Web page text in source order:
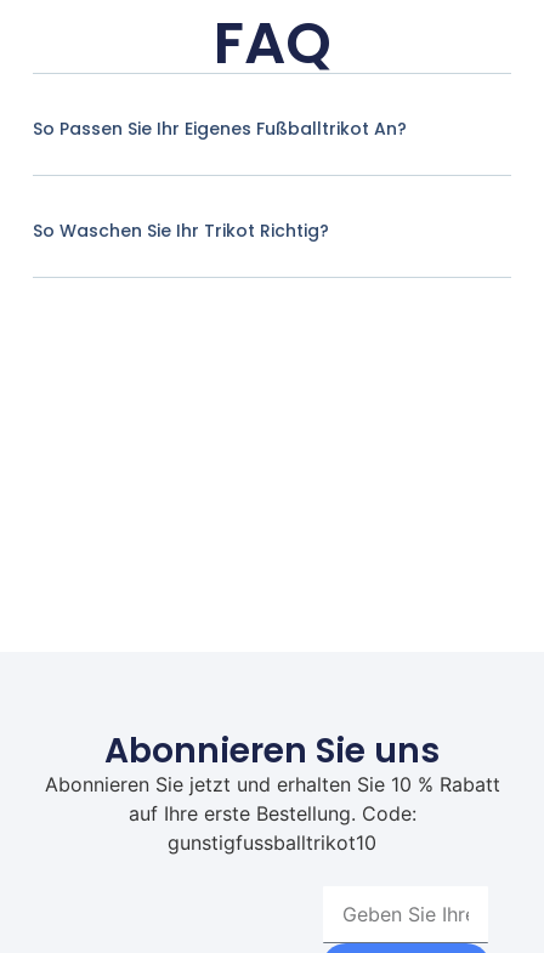
FAQ
So Passen Sie Ihr Eigenes Fußballtrikot An?
So Waschen Sie Ihr Trikot Richtig?
Abonnieren Sie uns
Abonnieren Sie jetzt und erhalten Sie 10 % Rabatt
auf Ihre erste Bestellung. Code:
gunstigfussballtrikot10